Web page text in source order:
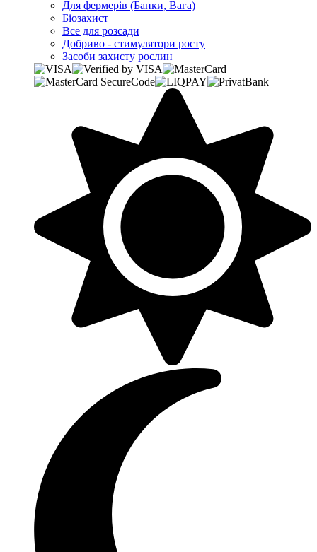
Для фермерів (Банки, Вага)
Біозахист
Все для розсади
Добриво - стимулятори росту
Засоби захисту рослин